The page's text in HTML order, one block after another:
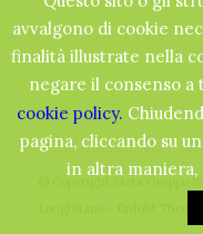
© Copyright Dieta Gruppo
Enfold
avvalgono di cookie
finalità illustrate nella
negare il consenso a
cookie policy.
pagina, cliccando su
in altra maniera,